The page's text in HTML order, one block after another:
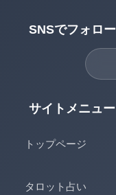
SNSでフォロー
サイトメニュー
トップページ
タロット占い